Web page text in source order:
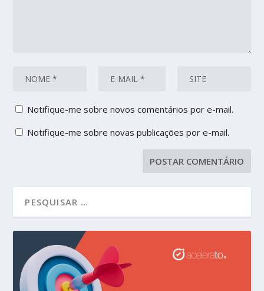
Notifique-me sobre novos comentários por e-mail.
Notifique-me sobre novas publicações por e-mail.